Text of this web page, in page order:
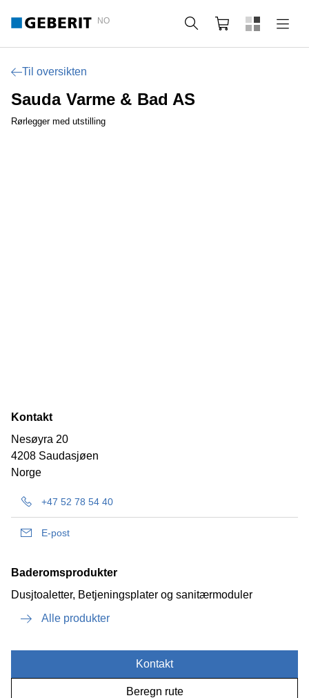
NO Søk Handlekurv
Til oversikten
Sauda Varme & Bad AS
Rørlegger med utstilling
Kontakt
Nesøyra 20
4208 Saudasjøen
Norge
+47 52 78 54 40
E-post
Baderomsprodukter
Dusjtoaletter, Betjeningsplater og sanitærmoduler
Alle produkter
Kontakt
Beregn rute